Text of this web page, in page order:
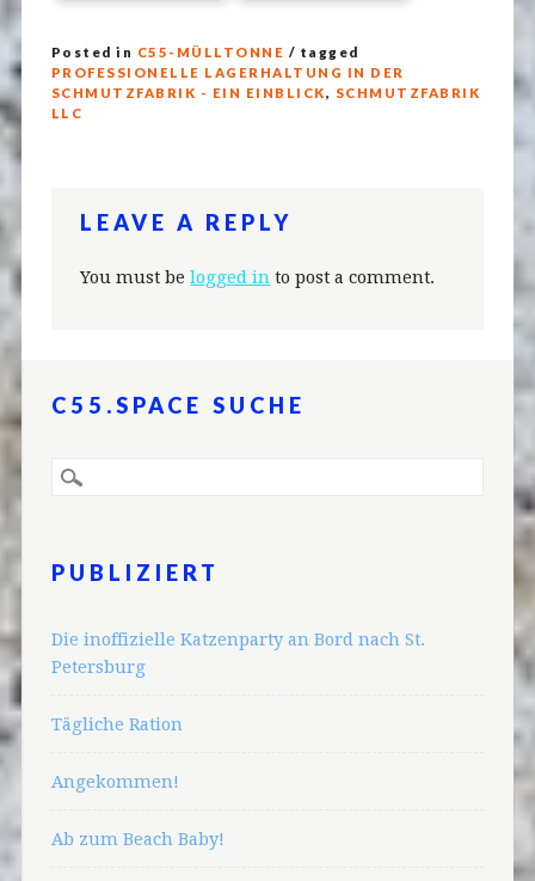
Posted in C55-MÜLLTONNE / tagged
PROFESSIONELLE LAGERHALTUNG IN DER
SCHMUTZFABRIK - EIN EINBLICK, SCHMUTZFABRIK
LLC
LEAVE A REPLY
You must belogged in to post a comment.
C55.SPACE SUCHE
PUBLIZIERT
Die inoffizielle Katzenparty an Bord nach St.
Petersburg
Tägliche Ration
Angekommen!
Ab zum Beach Baby!